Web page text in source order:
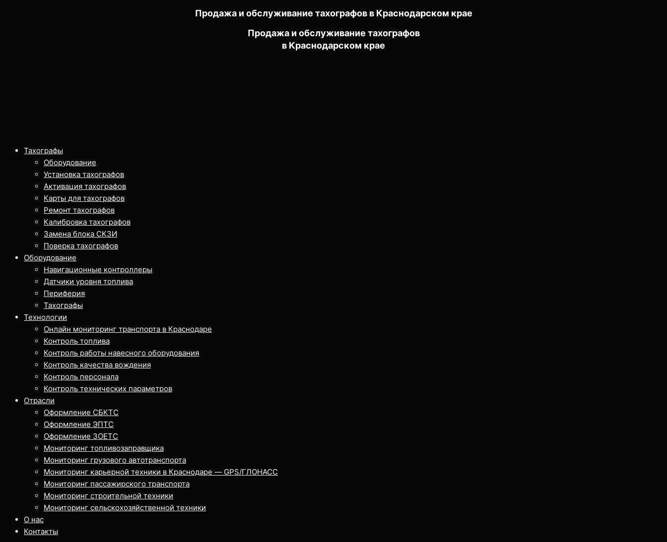
Продажа и обслуживание тахографов в Краснодарском крае
Продажа и обслуживание тахографов
в Краснодарском крае
Тахографы
Оборудование
Установка тахографов
Активация тахографов
Карты для тахографов
Ремонт тахографов
Калибровка тахографов
Замена блока СКЗИ
Поверка тахографов
Оборудование
Навигационные контроллеры
Датчики уровня топлива
Периферия
Тахографы
Технологии
Онлайн мониторинг транспорта в Краснодаре
Контроль топлива
Контроль работы навесного оборудования
Контроль качества вождения
Контроль персонала
Контроль технических параметров
Отрасли
Оформление СБКТС
Оформление ЭПТС
Оформление ЗОЕТС
Мониторинг топливозаправщика
Мониторинг грузового автотранспорта
Мониторинг карьерной техники в Краснодаре — GPS/ГЛОНАСС
Мониторинг пассажирского транспорта
Мониторинг строительной техники
Мониторинг сельскохозяйственной техники
О нас
Контакты